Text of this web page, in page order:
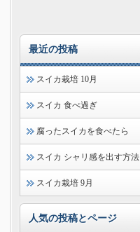
最近の投稿
スイカ栽培 10月
スイカ 食べ過ぎ
腐ったスイカを食べたら
スイカ シャリ感を出す方法
スイカ栽培 9月
人気の投稿とページ